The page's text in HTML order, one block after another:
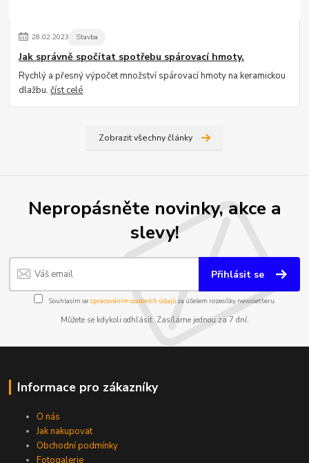
28.02.2023 Stavba
Jak správně spočítat spotřebu spárovací hmoty.
Rychlý a přesný výpočet množství spárovací hmoty na keramickou
dlažbu.číst celé
Zobrazit všechny články
Nepropásněte novinky, akce a
slevy!
Přihlásit se
Souhlasím se zpracováním osobních údajůza účelem rozesílky newsletteru.
Můžete se kdykoli odhlásit. Zasíláme jednou za 7 dní.
Informace pro zákazníky
O nás
Jak nakupovat
Obchodní podmínky
Fotogalerie